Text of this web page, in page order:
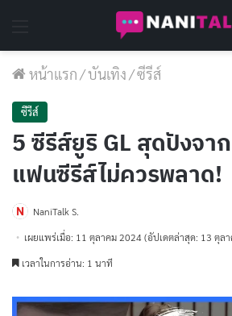
หน้าแรก/บันเทิง/ซีรีส์
ซีรีส์
5 ซีรีส์ยูริ GL สุดปังจาก
แฟนซีรีส์ไม่ควรพลาด!
NaniTalk S.
เผยแพร่เมื่อ: 11 ตุลาคม 2024 (อัปเดตล่าสุด: 13 ตุล
เวลาในการอ่าน: 1 นาที